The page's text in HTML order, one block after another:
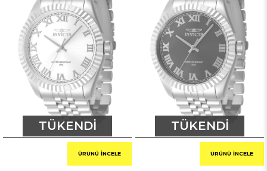
TÜKENDI
ÜRÜNÜ İNCELE
TÜKENDI
ÜRÜNÜ İNCELE